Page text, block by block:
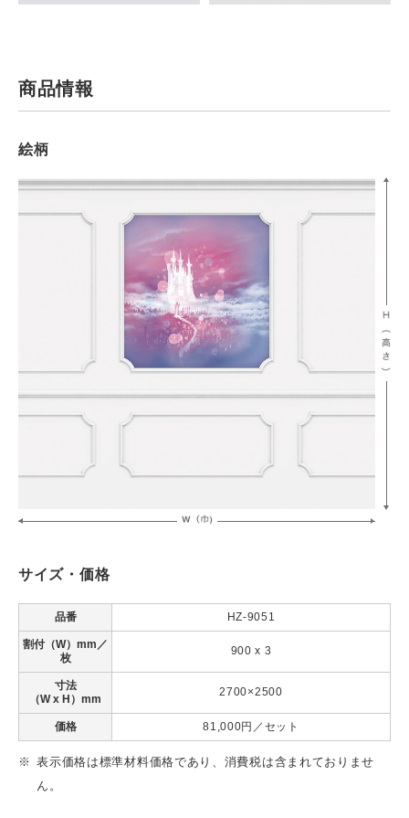
商品情報
絵柄
サイズ・価格
品番 HZ-9051
割付（W）mm／
枚
900 x 3
寸法
（W x H）mm
2700×2500
価格 81,000円／セット
表示価格は標準材料価格であり、消費税は含まれておりませ
ん。